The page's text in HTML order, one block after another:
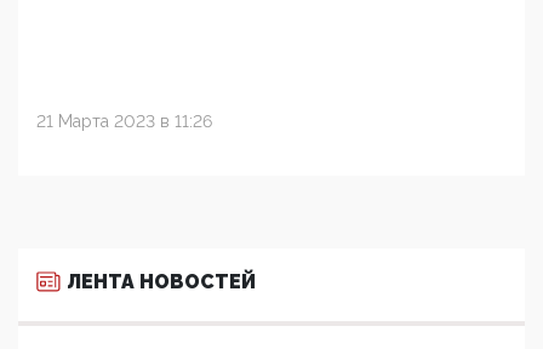
21 Марта 2023 в 11:26
ЛЕНТА НОВОСТЕЙ